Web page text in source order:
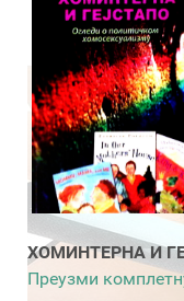
ХОМИНТЕРНА И
Преузми